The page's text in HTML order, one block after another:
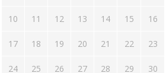
10 11 12 13 14 15 16
17 18 19 20 21 22 23
24 25 26 27 28 29 30